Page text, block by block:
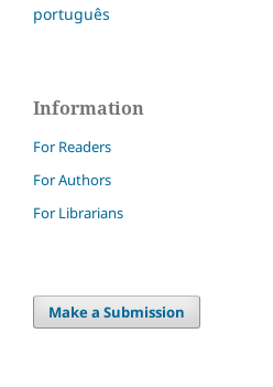
português
Information
For Readers
For Authors
For Librarians
Make a Submission